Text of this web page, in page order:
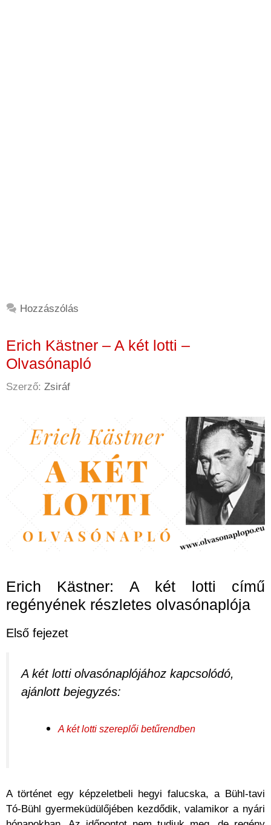
Hozzászólás
Erich Kästner – A két lotti –
Olvasónapló
Szerző: Zsiráf
Erich Kästner: A két lotti című
regényének részletes olvasónaplója
Első fejezet
A két lotti olvasónaplójához kapcsolódó,
ajánlott bejegyzés:
A két lotti szereplői betűrendben
A történet egy képzeletbeli hegyi falucska, a Bühl-tavi
Tó-Bühl gyermeküdülőjében kezdődik, valamikor a nyári